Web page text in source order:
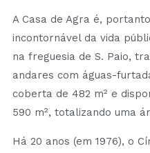
A Casa de Agra é,
incontornável da vida
na freguesia de S. Paio,
andares com águas-
coberta de 482 m² e
590 m², totalizando uma
Há 20 anos (em 1976), o